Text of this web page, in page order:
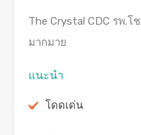
The Crystal CDC รพ.
มากมาย
แนะนำ
โดดเด่น